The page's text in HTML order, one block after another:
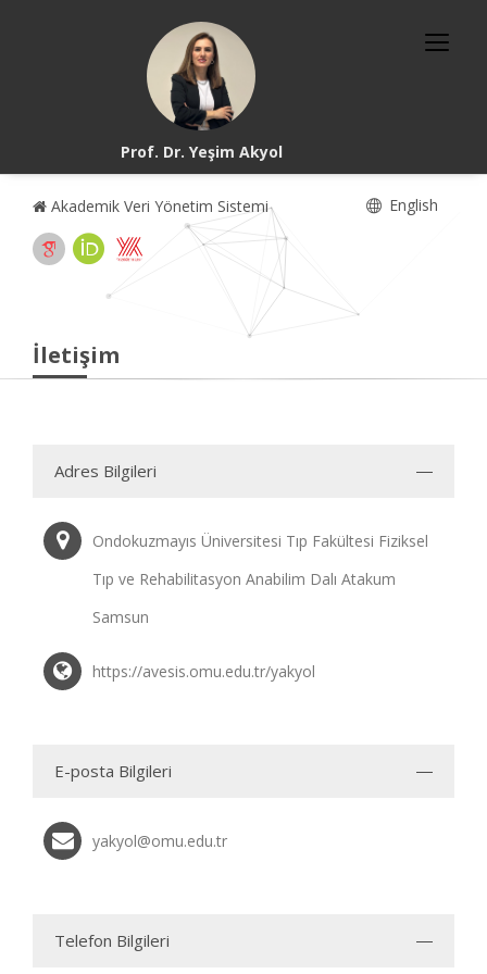
Prof. Dr. Yeşim Akyol
Akademik Veri Yönetim Sistemi English
İletişim
Adres Bilgileri
Ondokuzmayıs Üniversitesi Tıp Fakültesi Fiziksel
Tıp ve Rehabilitasyon Anabilim Dalı Atakum
Samsun
https://avesis.omu.edu.tr/yakyol
E-posta Bilgileri
yakyol@omu.edu.tr
Telefon Bilgileri